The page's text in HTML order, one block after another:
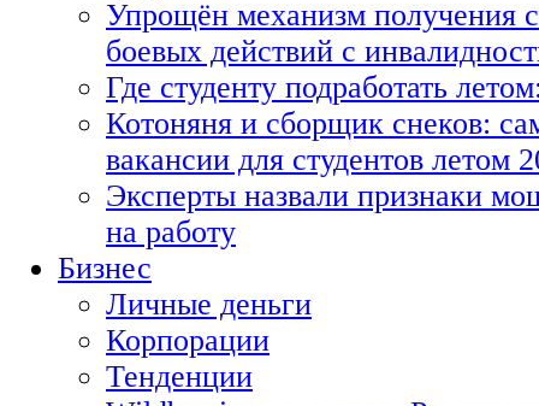
Упрощён механизм получения
боевых действий с
Где студенту подработать
Котоняня и сборщик снеков:
вакансии для студентов летом
Эксперты назвали признаки
на работу
Бизнес
Личные деньги
Корпорации
Тенденции